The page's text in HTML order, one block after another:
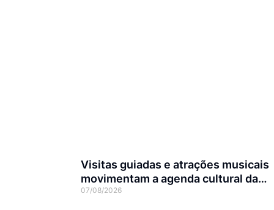
Visitas guiadas e atrações musicais
movimentam a agenda cultural da
semana em Joinville
07/08/2026